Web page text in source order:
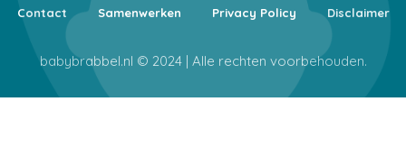
Contact Samenwerken Privacy Policy Disclaimer
babybrabbel.nl © 2024 | Alle rechten voorbehouden.